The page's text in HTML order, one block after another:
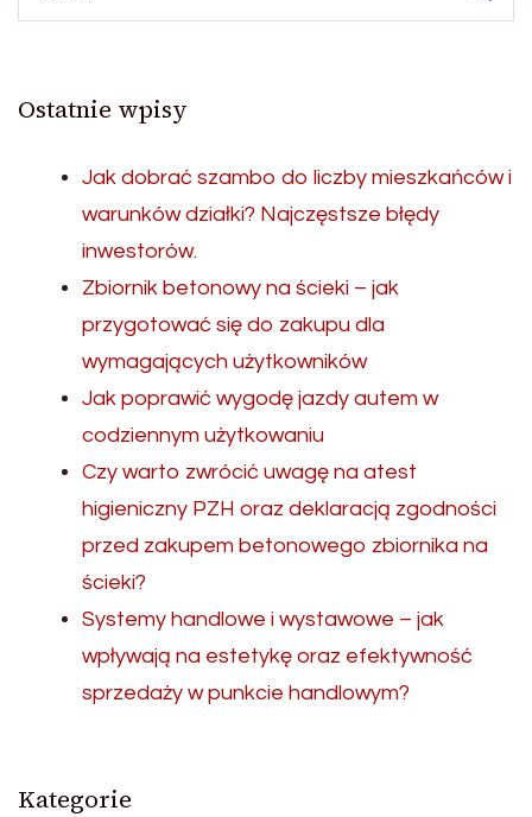
Ostatnie wpisy
Jak dobrać szambo do liczby mieszkańców i
warunków działki? Najczęstsze błędy
inwestorów.
Zbiornik betonowy na ścieki – jak
przygotować się do zakupu dla
wymagających użytkowników
Jak poprawić wygodę jazdy autem w
codziennym użytkowaniu
Czy warto zwrócić uwagę na atest
higieniczny PZH oraz deklaracją zgodności
przed zakupem betonowego zbiornika na
ścieki?
Systemy handlowe i wystawowe – jak
wpływają na estetykę oraz efektywność
sprzedaży w punkcie handlowym?
Kategorie